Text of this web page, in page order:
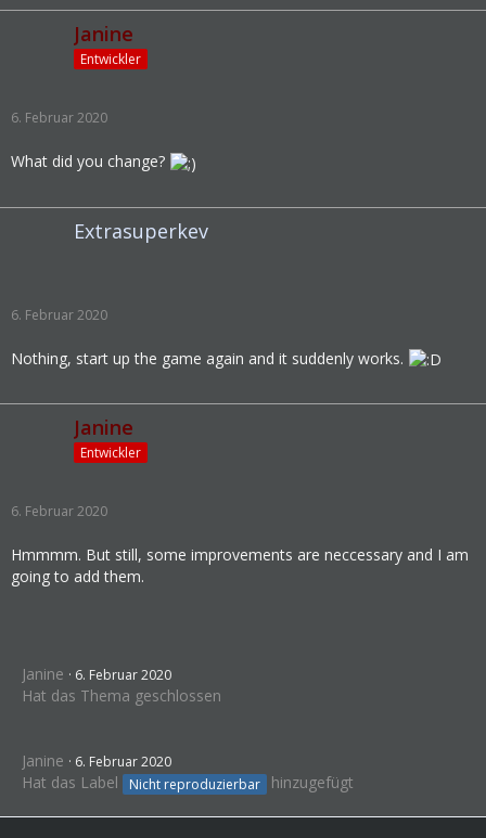
Janine
Entwickler
6. Februar 2020
What did you change?
Extrasuperkev
6. Februar 2020
Nothing, start up the game again and it suddenly works.
Janine
Entwickler
6. Februar 2020
Hmmmm. But still, some improvements are neccessary and I am
going to add them.
Janine 6. Februar 2020
Hat das Thema geschlossen
Janine 6. Februar 2020
Hat das Label Nicht reproduzierbar hinzugefügt